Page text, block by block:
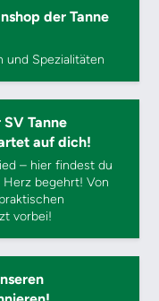
der Tanne
und Spezialitäten
Tanne
auf dich!
– hier findest du
Herz begehrt! Von
vorbei!